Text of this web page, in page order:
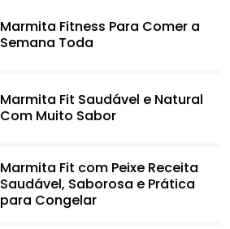
Marmita Fitness Para Comer a
Semana Toda
Marmita Fit Saudável e Natural
Com Muito Sabor
Marmita Fit com Peixe Receita
Saudável, Saborosa e Prática
para Congelar